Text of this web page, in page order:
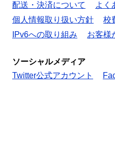
配送・決済について
よく
個人情報取り扱い方針
校
IPv6への取り組み
お客様
ソーシャルメディア
Twitter公式アカウント